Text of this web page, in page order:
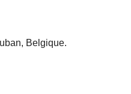
Belgique.